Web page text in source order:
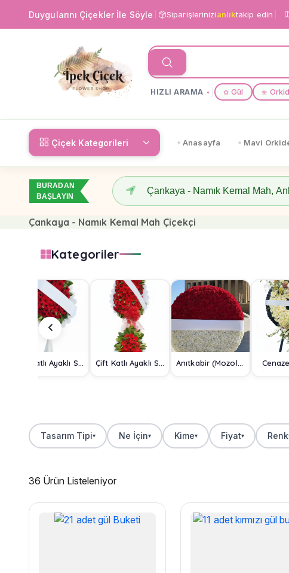
Duygularını Çiçekler İle Söyle Siparişlerinizianlıktakip edin
HIZLI ARAMA ✿ Gül ❀
Çiçek Kategorileri Anasayfa Mavi
BURADAN
BAŞLAYIN
Çankaya - Namık Kemal Mah Çiçekçi
Kategoriler
Tek Katlı Ayaklı Sepet Çift Katlı Ayaklı Sepet Anıtkabir (Mozole) Çelengi
Tasarım Tipi▾ Ne İçin▾ Kime▾ Fiyat▾ Renk
36 Ürün Listeleniyor